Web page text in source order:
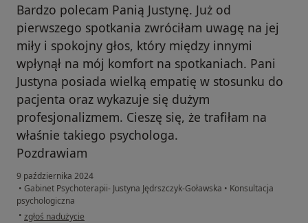
Bardzo polecam Panią Justynę. Już od
pierwszego spotkania zwróciłam uwagę na jej
miły i spokojny głos, który między innymi
wpłynął na mój komfort na spotkaniach. Pani
Justyna posiada wielką empatię w stosunku do
pacjenta oraz wykazuje się dużym
profesjonalizmem. Cieszę się, że trafiłam na
właśnie takiego psychologa.
Pozdrawiam
9 października 2024
• Gabinet Psychoterapii- Justyna Jędrszczyk-Goławska • Konsultacja
psychologiczna
• w opinii użytkownika Klaudia
zgłoś nadużycie